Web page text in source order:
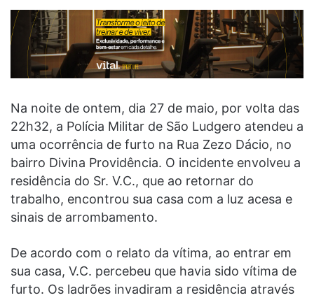
Na noite de ontem, dia 27 de maio, por volta das
22h32, a Polícia Militar de São Ludgero atendeu a
uma ocorrência de furto na Rua Zezo Dácio, no
bairro Divina Providência. O incidente envolveu a
residência do Sr. V.C., que ao retornar do
trabalho, encontrou sua casa com a luz acesa e
sinais de arrombamento.
De acordo com o relato da vítima, ao entrar em
sua casa, V.C. percebeu que havia sido vítima de
furto. Os ladrões invadiram a residência através